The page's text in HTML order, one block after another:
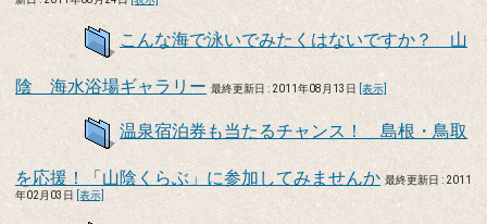
こんな海で泳いでみたくはないですか？ 山
陰 海水浴場ギャラリー 最終更新日 : 2011年08月13日 [表示]
温泉宿泊券も当たるチャンス！ 島根・鳥取
を応援！「山陰くらぶ」に参加してみませんか 最終更新日 : 2011
年02月03日 [表示]